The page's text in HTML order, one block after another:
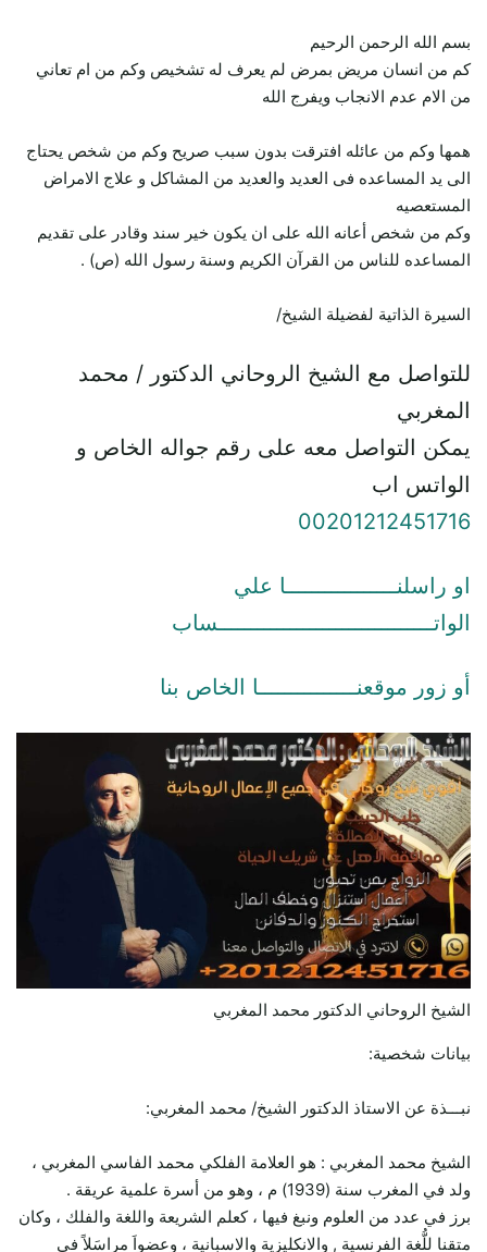
بسم الله الرحمن الرحيم
كم من انسان مريض بمرض لم يعرف له تشخيص وكم من ام تعاني
من الام عدم الانجاب ويفرج الله
همها وكم من عائله افترقت بدون سبب صريح وكم من شخص يحتاج
الى يد المساعده فى العديد والعديد من المشاكل و علاج الامراض
المستعصيه
وكم من شخص أعانه الله على ان يكون خير سند وقادر على تقديم
المساعده للناس من القرآن الكريم وسنة رسول الله (ص) .
السيرة الذاتية لفضيلة الشيخ/
للتواصل مع الشيخ الروحاني الدكتور / محمد
المغربي
يمكن التواصل معه على رقم جواله الخاص و
الواتس اب
00201212451716
او راسلنـــــــــــــــــا علي
الواتـــــــــــــــــــــــــــــــــساب
أو زور موقعنـــــــــــــــا الخاص بنا
الشيخ الروحاني الدكتور محمد المغربي
بيانات شخصية:
نبـــذة عن الاستاذ الدكتور الشيخ/ محمد المغربي:
الشيخ محمد المغربي : هو العلامة الفلكي محمد الفاسي المغربي ،
ولد في المغرب سنة (1939) م ، وهو من أسرة علمية عريقة .
برز في عدد من العلوم ونبغ فيها ، كعلم الشريعة واللغة والفلك ، وكان
متقنا للُّغة الفرنسية , والانكليزية والاسبانية ، وعضواَ مراسَلاً في